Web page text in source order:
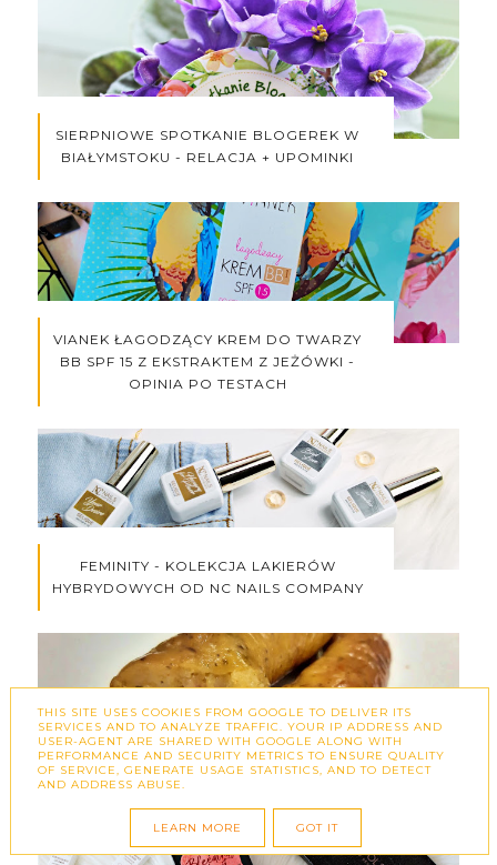
SIERPNIOWE SPOTKANIE BLOGEREK W
BIAŁYMSTOKU - RELACJA + UPOMINKI
VIANEK ŁAGODZĄCY KREM DO TWARZY
BB SPF 15 Z EKSTRAKTEM Z JEŻÓWKI -
OPINIA PO TESTACH
FEMINITY - KOLEKCJA LAKIERÓW
HYBRYDOWYCH OD NC NAILS COMPANY
KISZKA ZIEMNIACZANA - SMAKI PODLASIA
- PRZEPIS
THIS SITE USES COOKIES FROM GOOGLE TO DELIVER ITS
SERVICES AND TO ANALYZE TRAFFIC. YOUR IP ADDRESS AND
USER-AGENT ARE SHARED WITH GOOGLE ALONG WITH
PERFORMANCE AND SECURITY METRICS TO ENSURE QUALITY
OF SERVICE, GENERATE USAGE STATISTICS, AND TO DETECT
AND ADDRESS ABUSE.
LEARN MORE GOT IT